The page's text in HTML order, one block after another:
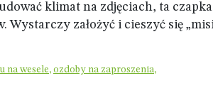
klimat na zdjęciach, ta czapka
Wystarczy założyć i cieszyć się
na wesele, ozdoby na zaproszenia,